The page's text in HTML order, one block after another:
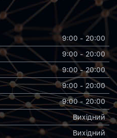
9:00 - 20:00
9:00 - 20:00
9:00 - 20:00
9:00 - 20:00
9:00 - 20:00
Вихiдний
Вихiдний